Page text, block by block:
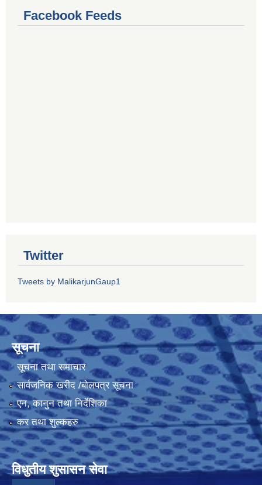
Facebook Feeds
Twitter
Tweets by MalikarjunGaup1
सूचना
सूचना तथा समाचार
सार्वजनिक खरीद /बोलपत्र सूचना
एन, कानुन तथा निर्देशिका
कर तथा शुल्कहरु
विधुतीय शुसासन सेवा